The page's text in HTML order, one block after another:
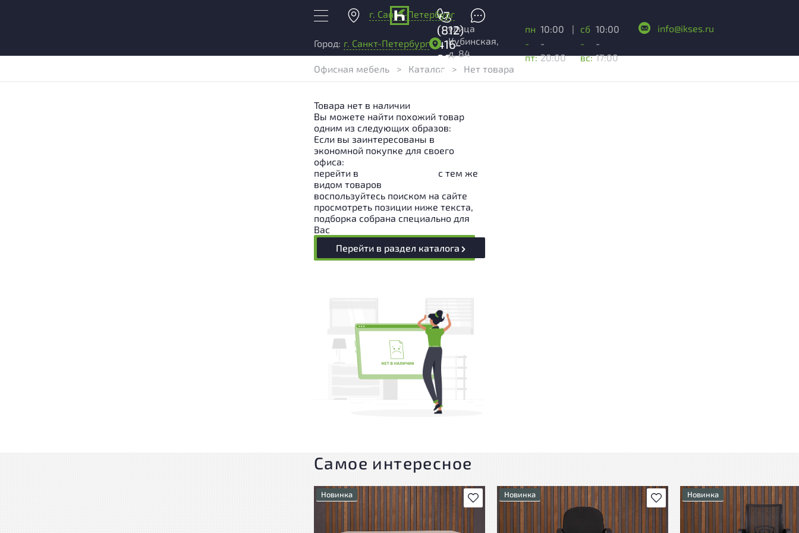
г. Санкт-Петербург
+7
(812)
416-
96-
99
Город: г. Санкт-Петербург
улица
Кубинская,
д. 84
пн
-
пт:
10:00
-
20:00
|
сб
-
вс:
10:00
-
17:00
info@ikses.ru
Офисная мебель > Каталог > Нет товара
Товара нет в наличии
Вы можете найти похожий товар
одним из следующих образов:
Если вы заинтересованы в
экономной покупке для своего
офиса:
перейти в
с тем же
видом товаров
воспользуйтесь поиском на сайте
просмотреть позиции ниже текста,
подборка собрана специально для
Вас
Перейти в раздел каталога
Самое интересное
В избранное
Новинка В избранное
Новинка Новинка